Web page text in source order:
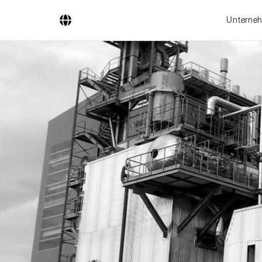
Unternehmen
Geschäftsfelder
Ingenieurdienstleistungen
Kesselsysteme
Feuerungssysteme
Rohrsysteme
Forschung & Entwicklung
Lizenznehmer